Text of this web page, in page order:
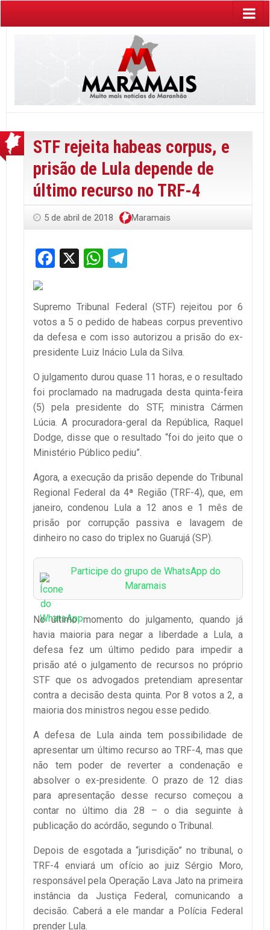
STF rejeita habeas corpus, e
prisão de Lula depende de
último recurso no TRF-4
5 de abril de 2018 Maramais
Facebook
X WhatsApp
Supremo Tribunal Federal (STF) rejeitou por 6
votos a 5 o pedido de habeas corpus preventivo
da defesa e com isso autorizou a prisão do ex-
presidente Luiz Inácio Lula da Silva.
O julgamento durou quase 11 horas, e o resultado
foi proclamado na madrugada desta quinta-feira
(5) pela presidente do STF, ministra Cármen
Lúcia. A procuradora-geral da República, Raquel
Dodge, disse que o resultado “foi do jeito que o
Ministério Público pediu”.
Agora, a execução da prisão depende do Tribunal
Regional Federal da 4ª Região (TRF-4), que, em
janeiro, condenou Lula a 12 anos e 1 mês de
prisão por corrupção passiva e lavagem de
dinheiro no caso do triplex no Guarujá (SP).
Participe do grupo de WhatsApp do
Maramais
No último momento do julgamento, quando já
havia maioria para negar a liberdade a Lula, a
defesa fez um último pedido para impedir a
prisão até o julgamento de recursos no próprio
STF que os advogados pretendiam apresentar
contra a decisão desta quinta. Por 8 votos a 2, a
maioria dos ministros negou esse pedido.
A defesa de Lula ainda tem possibilidade de
apresentar um último recurso ao TRF-4, mas que
não tem poder de reverter a condenação e
absolver o ex-presidente. O prazo de 12 dias
para apresentação desse recurso começou a
contar no último dia 28 – o dia seguinte à
publicação do acórdão, segundo o Tribunal.
Depois de esgotada a “jurisdição” no tribunal, o
TRF-4 enviará um ofício ao juiz Sérgio Moro,
responsável pela Operação Lava Jato na primeira
instância da Justiça Federal, comunicando a
decisão. Caberá a ele mandar a Polícia Federal
prender Lula.